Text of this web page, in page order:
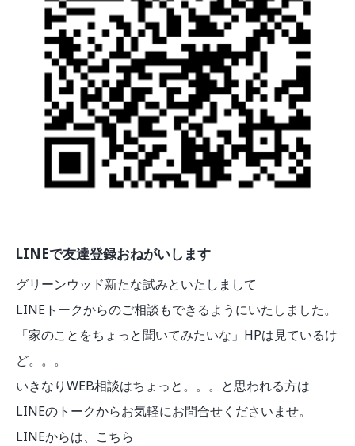
LINEで友達登録おねがいします
グリーンウッド新たな試みといたしまして
LINEトークからのご相談もできるようにいたしました。
「家のことをちょっと聞いてみたいな」HPは見ているけ
ど。。。
いきなりWEB相談はちょっと。。。と思われる方は
LINEのトークからお気軽にお問合せくださいませ。
LINEからは、こちら